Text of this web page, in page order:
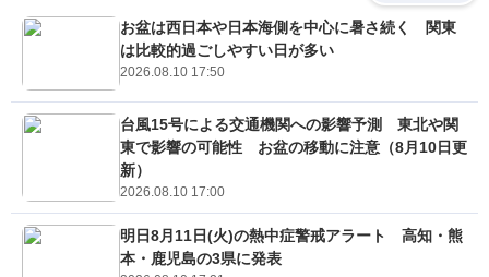
お盆は西日本や日本海側を中心に暑さ続く 関東
は比較的過ごしやすい日が多い
2026.08.10 17:50
台風15号による交通機関への影響予測 東北や関
東で影響の可能性 お盆の移動に注意（8月10日更
新）
2026.08.10 17:00
明日8月11日(火)の熱中症警戒アラート 高知・熊
本・鹿児島の3県に発表